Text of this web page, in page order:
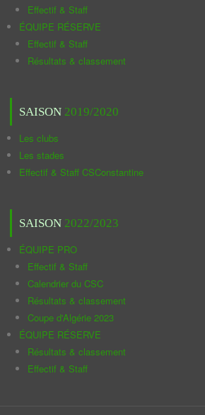
Effectif & Staff
ÉQUIPE RÉSERVE
Effectif & Staff
Résultats & classement
SAISON 2019/2020
Les clubs
Les stades
Effectif & Staff CSConstantine
SAISON 2022/2023
ÉQUIPE PRO
Effectif & Staff
Calendrier du CSC
Résultats & classement
Coupe d'Algérie 2023
ÉQUIPE RÉSERVE
Résultats & classement
Effectif & Staff